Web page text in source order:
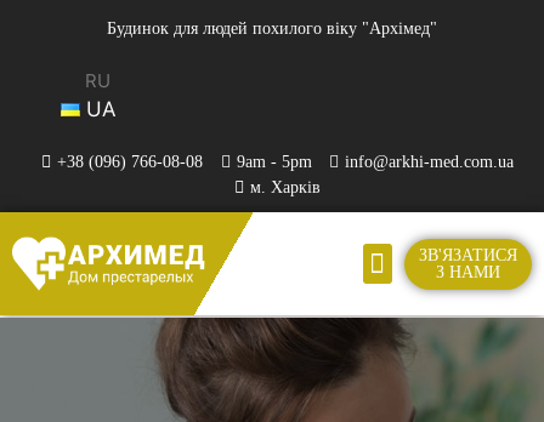
Будинок для людей похилого віку "Архімед"
RU
UA
+38 (096) 766-08-08 9am - 5pm
info@arkhi-med.com.ua
м. Харків
ЗВ'ЯЗАТИСЯ
З НАМИ